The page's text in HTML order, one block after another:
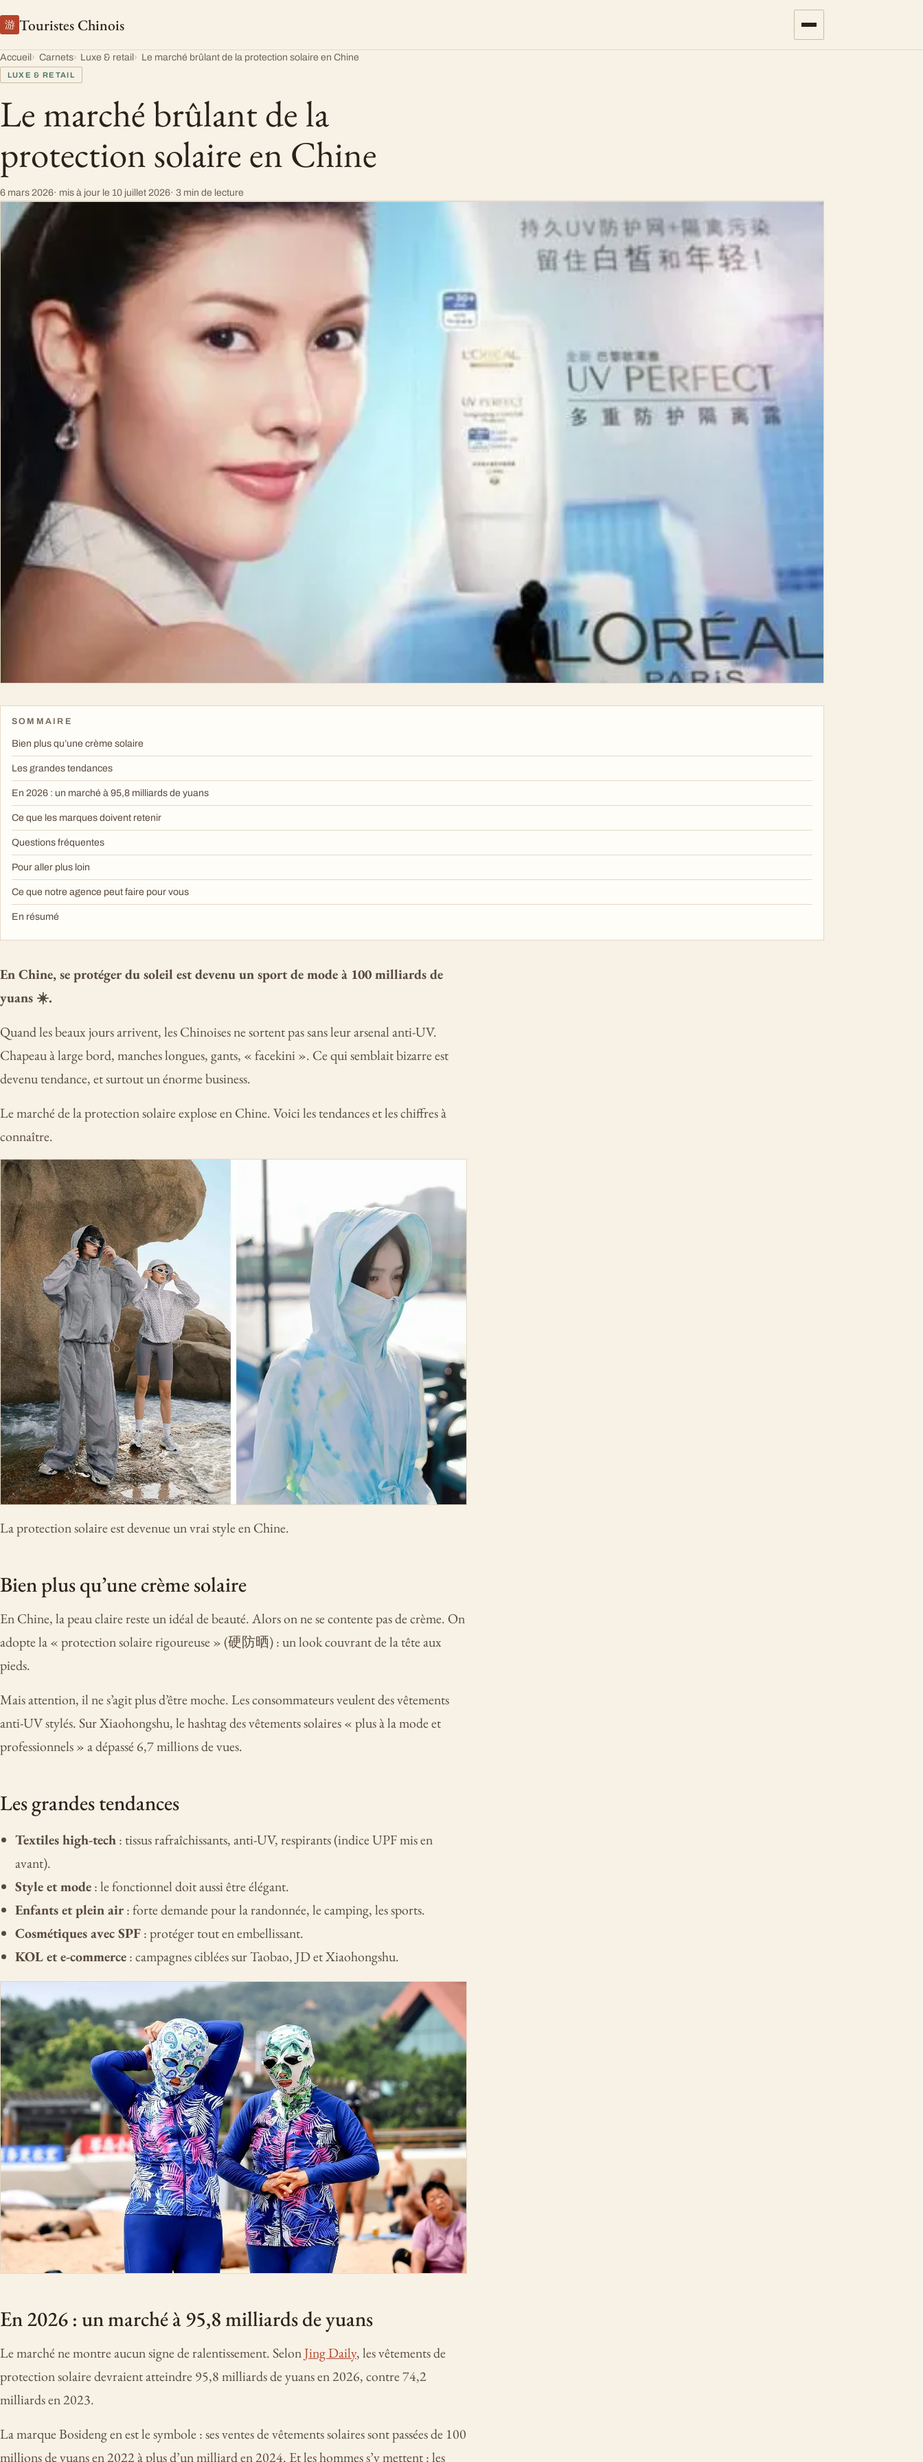
游 Touristes Chinois
Accueil Carnets Luxe & retail Le marché brûlant de la protection solaire en Chine
LUXE & RETAIL
Le marché brûlant de la
protection solaire en Chine
6 mars 2026· mis à jour le 10 juillet 2026· 3 min de lecture
SOMMAIRE
Bien plus qu’une crème solaire
Les grandes tendances
En 2026 : un marché à 95,8 milliards de yuans
Ce que les marques doivent retenir
Questions fréquentes
Pour aller plus loin
Ce que notre agence peut faire pour vous
En résumé
En Chine, se protéger du soleil est devenu un sport de mode à 100 milliards de
yuans ☀️.
Quand les beaux jours arrivent, les Chinoises ne sortent pas sans leur arsenal anti-UV.
Chapeau à large bord, manches longues, gants, « facekini ». Ce qui semblait bizarre est
devenu tendance, et surtout un énorme business.
Le marché de la protection solaire explose en Chine. Voici les tendances et les chiffres à
connaître.
La protection solaire est devenue un vrai style en Chine.
Bien plus qu’une crème solaire
En Chine, la peau claire reste un idéal de beauté. Alors on ne se contente pas de crème. On
adopte la « protection solaire rigoureuse » (硬防晒) : un look couvrant de la tête aux
pieds.
Mais attention, il ne s’agit plus d’être moche. Les consommateurs veulent des vêtements
anti-UV stylés. Sur Xiaohongshu, le hashtag des vêtements solaires « plus à la mode et
professionnels » a dépassé 6,7 millions de vues.
Les grandes tendances
Textiles high-tech: tissus rafraîchissants, anti-UV, respirants (indice UPF mis en
avant).
Style et mode: le fonctionnel doit aussi être élégant.
Enfants et plein air: forte demande pour la randonnée, le camping, les sports.
Cosmétiques avec SPF: protéger tout en embellissant.
KOL et e-commerce: campagnes ciblées sur Taobao, JD et Xiaohongshu.
En 2026 : un marché à 95,8 milliards de yuans
Le marché ne montre aucun signe de ralentissement. SelonJing Daily, les vêtements de
protection solaire devraient atteindre 95,8 milliards de yuans en 2026, contre 74,2
milliards en 2023.
La marque Bosideng en est le symbole : ses ventes de vêtements solaires sont passées de 100
millions de yuans en 2022 à plus d’un milliard en 2024. Et les hommes s’y mettent : les